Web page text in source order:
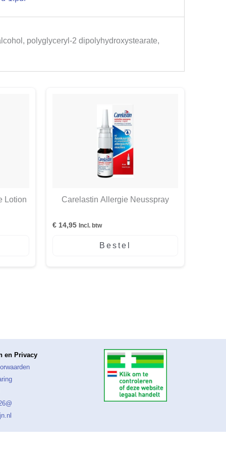
polyglyceryl-2 dipolyhydroxystearate,
Lotion Carelastin Allergie Neusspray
€ 14,95 Incl. btw
Bestel
en Privacy